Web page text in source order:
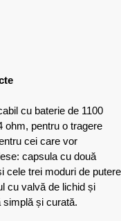
cu baterie de 1100
ohm, pentru o tragere
cei care vor
capsula cu două
cele trei moduri de putere
cu valvă de lichid și
și curată.